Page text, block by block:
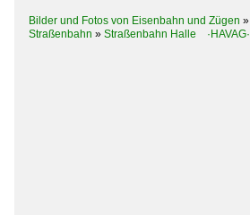
Bilder und Fotos von Eisenbahn und Zügen »
Straßenbahn » Straßenbahn Halle ·HAVAG·